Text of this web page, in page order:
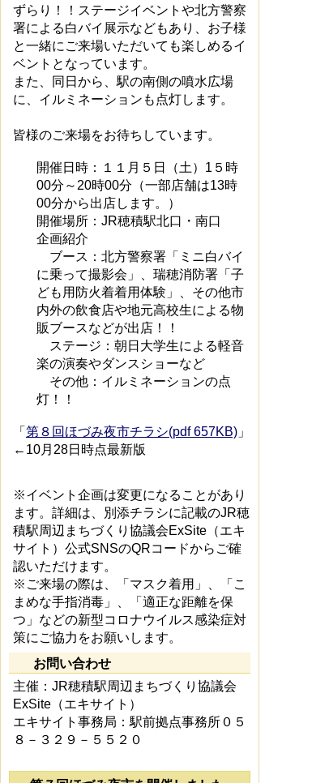
ずらり！！ステージイベントや北方警察
署による白バイ展示などもあり、お子様
と一緒にご来場いただいても楽しめるイ
ベントとなっています。
また、同日から、駅の南側の噴水広場
に、イルミネーションも点灯します。
皆様のご来場をお待ちしています。
開催日時：１１月５日（土）1５時
00分～20時00分（一部店舗は13時
00分から出店します。）
開催場所：JR穂積駅北口・南口
企画紹介
ブース：北方警察署「ミニ白バイ
に乗って撮影会」、瑞穂消防署「子
ども用防火着着用体験」、その他市
内外の飲食店や地元高校生による物
販ブースなどが出店！！
ステージ：朝日大学生による軽音
楽の演奏やダンスショーなど
その他：イルミネーションの点
灯！！
「 第８回ほづみ夜市チラシ(pdf 657KB) 」
←10月28日時点最新版
※イベント企画は変更になることがあり
ます。詳細は、別添チラシに記載のJR穂
積駅周辺まちづくり協議会ExSite（エキ
サイト）公式SNSのQRコードからご確
認いただけます。
※ご来場の際は、「マスク着用」、「こ
まめな手指消毒」、「適正な距離を保
つ」などの新型コロナウイルス感染症対
策にご協力をお願いします。
お問い合わせ
主催：JR穂積駅周辺まちづくり協議会
ExSite（エキサイト）
エキサイト事務局：駅前拠点事務所０５
８－３２９－５５２０